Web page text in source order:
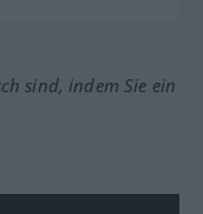
sind, indem Sie ein